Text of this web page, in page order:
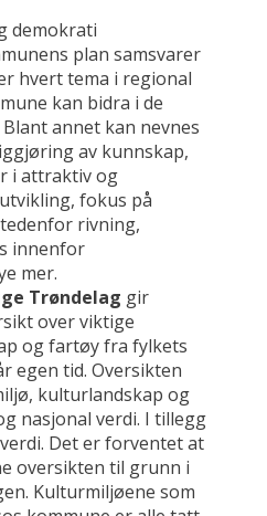
demokrati
plan samsvarer
hvert tema i regional
kan bidra i de
annet kan nevnes
av kunnskap,
i attraktiv og
fokus på
rivning,
innenfor
mer.
Trøndelag gir
over viktige
og fartøy fra fylkets
egen tid. Oversikten
kulturlandskap og
nasjonal verdi. I tillegg
Det er forventet at
oversikten til grunn i
Kulturmiljøene som